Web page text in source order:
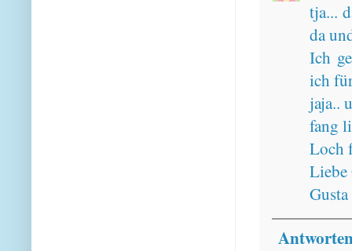
tja...
da
Ich
ich
jaja..
fang
Loch
Liebe
Gusta